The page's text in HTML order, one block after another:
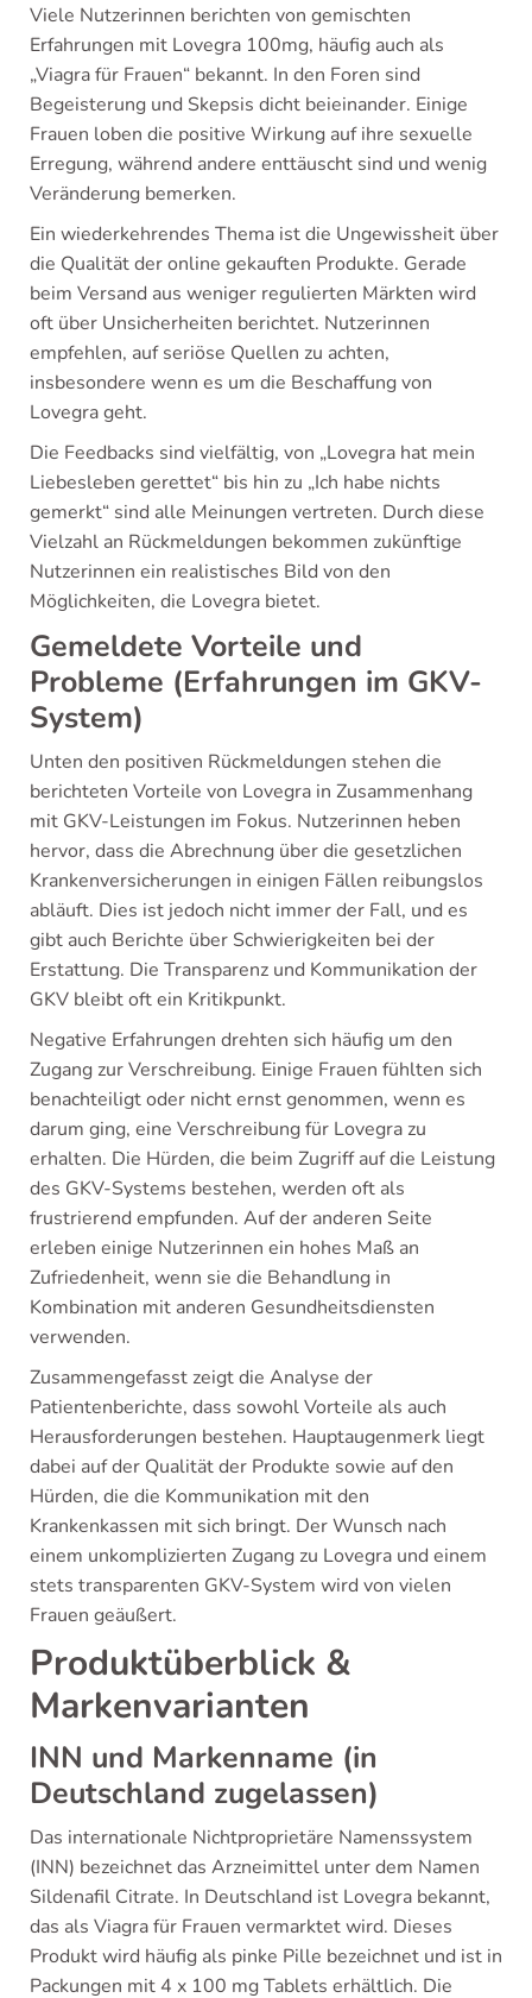
Viele Nutzerinnen berichten von gemischten
Erfahrungen mit Lovegra 100mg, häufig auch als
„Viagra für Frauen“ bekannt. In den Foren sind
Begeisterung und Skepsis dicht beieinander. Einige
Frauen loben die positive Wirkung auf ihre sexuelle
Erregung, während andere enttäuscht sind und wenig
Veränderung bemerken.
Ein wiederkehrendes Thema ist die Ungewissheit über
die Qualität der online gekauften Produkte. Gerade
beim Versand aus weniger regulierten Märkten wird
oft über Unsicherheiten berichtet. Nutzerinnen
empfehlen, auf seriöse Quellen zu achten,
insbesondere wenn es um die Beschaffung von
Lovegra geht.
Die Feedbacks sind vielfältig, von „Lovegra hat mein
Liebesleben gerettet“ bis hin zu „Ich habe nichts
gemerkt“ sind alle Meinungen vertreten. Durch diese
Vielzahl an Rückmeldungen bekommen zukünftige
Nutzerinnen ein realistisches Bild von den
Möglichkeiten, die Lovegra bietet.
Gemeldete Vorteile und
Probleme (Erfahrungen im GKV-
System)
Unten den positiven Rückmeldungen stehen die
berichteten Vorteile von Lovegra in Zusammenhang
mit GKV-Leistungen im Fokus. Nutzerinnen heben
hervor, dass die Abrechnung über die gesetzlichen
Krankenversicherungen in einigen Fällen reibungslos
abläuft. Dies ist jedoch nicht immer der Fall, und es
gibt auch Berichte über Schwierigkeiten bei der
Erstattung. Die Transparenz und Kommunikation der
GKV bleibt oft ein Kritikpunkt.
Negative Erfahrungen drehten sich häufig um den
Zugang zur Verschreibung. Einige Frauen fühlten sich
benachteiligt oder nicht ernst genommen, wenn es
darum ging, eine Verschreibung für Lovegra zu
erhalten. Die Hürden, die beim Zugriff auf die Leistung
des GKV-Systems bestehen, werden oft als
frustrierend empfunden. Auf der anderen Seite
erleben einige Nutzerinnen ein hohes Maß an
Zufriedenheit, wenn sie die Behandlung in
Kombination mit anderen Gesundheitsdiensten
verwenden.
Zusammengefasst zeigt die Analyse der
Patientenberichte, dass sowohl Vorteile als auch
Herausforderungen bestehen. Hauptaugenmerk liegt
dabei auf der Qualität der Produkte sowie auf den
Hürden, die die Kommunikation mit den
Krankenkassen mit sich bringt. Der Wunsch nach
einem unkomplizierten Zugang zu Lovegra und einem
stets transparenten GKV-System wird von vielen
Frauen geäußert.
Produktüberblick &
Markenvarianten
INN und Markenname (in
Deutschland zugelassen)
Das internationale Nichtproprietäre Namenssystem
(INN) bezeichnet das Arzneimittel unter dem Namen
Sildenafil Citrate. In Deutschland ist Lovegra bekannt,
das als Viagra für Frauen vermarktet wird. Dieses
Produkt wird häufig als pinke Pille bezeichnet und ist in
Packungen mit 4 x 100 mg Tablets erhältlich. Die